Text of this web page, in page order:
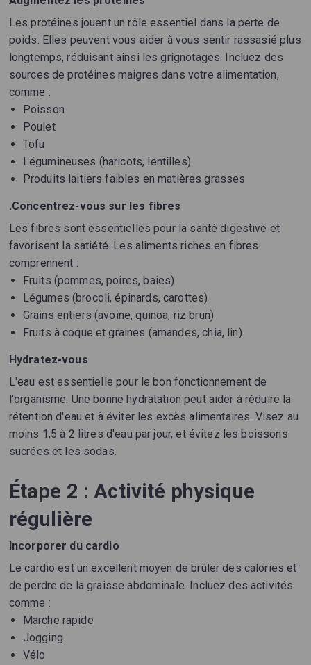
Les protéines jouent un rôle essentiel dans la perte de
poids. Elles peuvent vous aider à vous sentir rassasié plus
longtemps, réduisant ainsi les grignotages. Incluez des
sources de protéines maigres dans votre alimentation,
comme :
Poisson
Poulet
Tofu
Légumineuses (haricots, lentilles)
Produits laitiers faibles en matières grasses
.Concentrez-vous sur les fibres
Les fibres sont essentielles pour la santé digestive et
favorisent la satiété. Les aliments riches en fibres
comprennent :
Fruits (pommes, poires, baies)
Légumes (brocoli, épinards, carottes)
Grains entiers (avoine, quinoa, riz brun)
Fruits à coque et graines (amandes, chia, lin)
Hydratez-vous
L'eau est essentielle pour le bon fonctionnement de
l'organisme. Une bonne hydratation peut aider à réduire la
rétention d'eau et à éviter les excès alimentaires. Visez au
moins 1,5 à 2 litres d'eau par jour, et évitez les boissons
sucrées et les sodas.
Étape 2 : Activité physique
régulière
Incorporer du cardio
Le cardio est un excellent moyen de brûler des calories et
de perdre de la graisse abdominale. Incluez des activités
comme :
Marche rapide
Jogging
Vélo